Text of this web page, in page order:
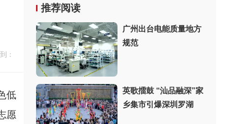
：
低
愿
推荐阅读
广州出台电能质量地方
规范
英歌擂鼓 “汕品融深”家
乡集市引爆深圳罗湖